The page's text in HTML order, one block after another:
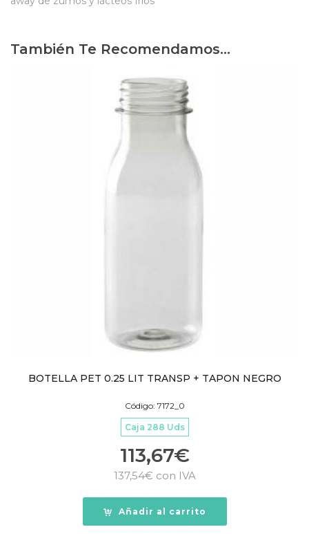
También Te Recomendamos…
BOTELLA PET 0.25 LIT TRANSP + TAPON NEGRO
Código: 7172_0
Caja 288 Uds
113,67€
137,54€ con IVA
Añadir al carrito